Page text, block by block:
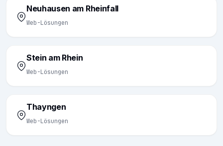
Neuhausen am Rheinfall
Web-Lösungen
Stein am Rhein
Web-Lösungen
Thayngen
Web-Lösungen